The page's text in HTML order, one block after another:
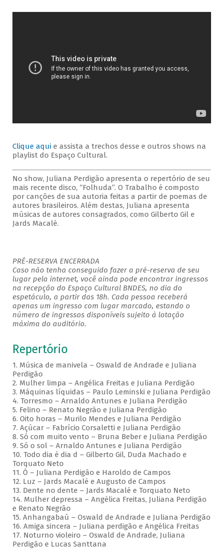
Clique aquie assista a trechos desse e outros shows na
playlist do Espaço Cultural.
No show, Juliana Perdigão apresenta o repertório de seu
mais recente disco, “Folhuda”. O Trabalho é composto
por canções de sua autoria feitas a partir de poemas de
autores brasileiros. Além destas, Juliana apresenta
músicas de autores consagrados, como Gilberto Gil e
Jards Macalé.
PRÉ-RESERVA ENCERRADA
Caso não tenha conseguido fazer a pré-reserva de seu
lugar pela internet, você ainda pode encontrar ingressos
na recepção do Espaço Cultural BNDES, no dia do
espetáculo, a partir das 18h. Cada pessoa receberá
apenas um ingresso com lugar marcado, estando o
número de ingressos disponíveis sujeito à lotação
máxima do auditório.
Repertório
1. Música de manivela – Oswald de Andrade e Juliana
Perdigão
2. Mulher limpa – Angélica Freitas e Juliana Perdigão
3. Máquinas líquidas – Paulo Leminski e Juliana Perdigão
4. Torresmo – Arnaldo Antunes e Juliana Perdigão
5. Felino – Renato Negrão e Juliana Perdigão
6. Oito horas – Murilo Mendes e Juliana Perdigão
7. Açúcar – Fabrício Corsaletti e Juliana Perdigão
8. Só com muito vento – Bruna Beber e Juliana Perdigão
9. Só o sol – Arnaldo Antunes e Juliana Perdigão
10. Todo dia é dia d – Gilberto Gil, Duda Machado e
Torquato Neto
11. Ó – Juliana Perdigão e Haroldo de Campos
12. Luz – Jards Macalé e Augusto de Campos
13. Dente no dente – Jards Macalé e Torquato Neto
14. Mulher depressa – Angélica Freitas, Juliana Perdigão
e Renato Negrão
15. Anhangabaú – Oswald de Andrade e Juliana Perdigão
16. Amiga sincera – Juliana perdigão e Angélica Freitas
17. Noturno violeiro – Oswald de Andrade, Juliana
Perdigão e Lucas Santtana